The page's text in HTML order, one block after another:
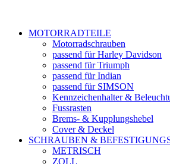
MOTORRADTEILE
Motorradschrauben
passend für Harley Davidson
passend für Triumph
passend für Indian
passend für SIMSON
Kennzeichenhalter &
Fussrasten
Brems- & Kupplungshebel
Cover & Deckel
SCHRAUBEN &
METRISCH
ZOLL